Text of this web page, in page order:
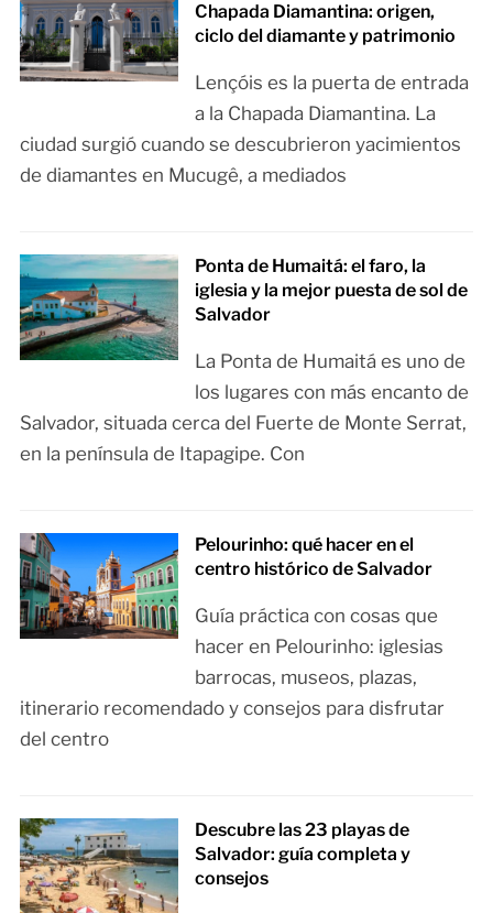
Chapada Diamantina: origen,
ciclo del diamante y patrimonio
Lençóis es la puerta de entrada
a la Chapada Diamantina. La
ciudad surgió cuando se descubrieron yacimientos
de diamantes en Mucugê, a mediados
Ponta de Humaitá: el faro, la
iglesia y la mejor puesta de sol de
Salvador
La Ponta de Humaitá es uno de
los lugares con más encanto de
Salvador, situada cerca del Fuerte de Monte Serrat,
en la península de Itapagipe. Con
Pelourinho: qué hacer en el
centro histórico de Salvador
Guía práctica con cosas que
hacer en Pelourinho: iglesias
barrocas, museos, plazas,
itinerario recomendado y consejos para disfrutar
del centro
Descubre las 23 playas de
Salvador: guía completa y
consejos